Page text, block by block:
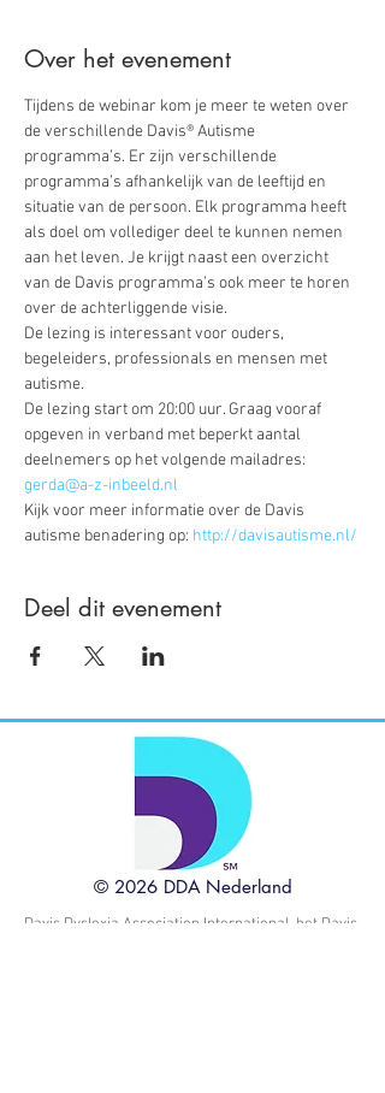
Over het evenement
Tijdens de webinar kom je meer te weten over
de verschillende Davis® Autisme
programma’s. Er zijn verschillende
programma’s afhankelijk van de leeftijd en
situatie van de persoon. Elk programma heeft
als doel om vollediger deel te kunnen nemen
aan het leven. Je krijgt naast een overzicht
van de Davis programma’s ook meer te horen
over de achterliggende visie.
De lezing is interessant voor ouders,
begeleiders, professionals en mensen met
autisme.
De lezing start om 20:00 uur. Graag vooraf
opgeven in verband met beperkt aantal
deelnemers op het volgende mailadres:
gerda@a-z-inbeeld.nl
Kijk voor meer informatie over de Davis
autisme benadering op: http://davisautisme.nl/
Deel dit evenement
© 2026 DDA Nederland
Davis Dyslexia Association International, het Davis